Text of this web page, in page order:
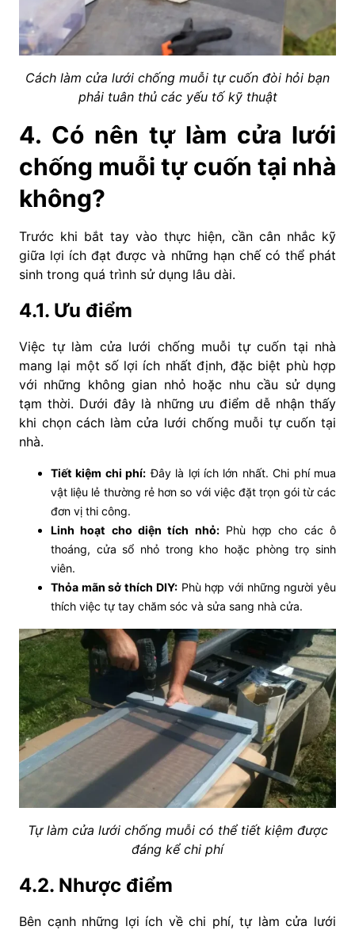
Cách làm cửa lưới chống muỗi tự cuốn đòi hỏi bạn
phải tuân thủ các yếu tố kỹ thuật
4. Có nên tự làm cửa lưới
chống muỗi tự cuốn tại nhà
không?
Trước khi bắt tay vào thực hiện, cần cân nhắc kỹ
giữa lợi ích đạt được và những hạn chế có thể phát
sinh trong quá trình sử dụng lâu dài.
4.1. Ưu điểm
Việc tự làm cửa lưới chống muỗi tự cuốn tại nhà
mang lại một số lợi ích nhất định, đặc biệt phù hợp
với những không gian nhỏ hoặc nhu cầu sử dụng
tạm thời. Dưới đây là những ưu điểm dễ nhận thấy
khi chọn cách làm cửa lưới chống muỗi tự cuốn tại
nhà.
Tiết kiệm chi phí: Đây là lợi ích lớn nhất. Chi phí mua
vật liệu lẻ thường rẻ hơn so với việc đặt trọn gói từ các
đơn vị thi công.
Linh hoạt cho diện tích nhỏ:Phù hợp cho các ô
thoáng, cửa sổ nhỏ trong kho hoặc phòng trọ sinh
viên.
Thỏa mãn sở thích DIY:Phù hợp với những người yêu
thích việc tự tay chăm sóc và sửa sang nhà cửa.
Tự làm cửa lưới chống muỗi có thể tiết kiệm được
đáng kể chi phí
4.2. Nhược điểm
Bên cạnh những lợi ích về chi phí, tự làm cửa lưới